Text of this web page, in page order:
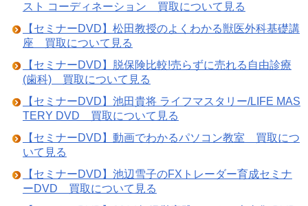
スト コーディネーション 買取について見る
【セミナーDVD】松田教授のよくわかる獣医外科基礎講
座 買取について見る
【セミナーDVD】脱保険比較!売らずに売れる自由診療
(歯科) 買取について見る
【セミナーDVD】池田貴将 ライフマスタリー/LIFE MAS
TERY DVD 買取について見る
【セミナーDVD】動画でわかるパソコン教室 買取につ
いて見る
【セミナーDVD】池辺雪子のFXトレーダー育成セミナ
ーDVD 買取について見る